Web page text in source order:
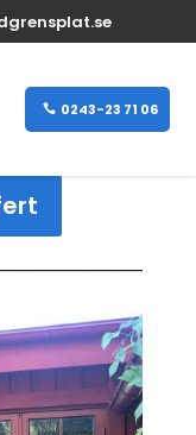
0243-23 71 06